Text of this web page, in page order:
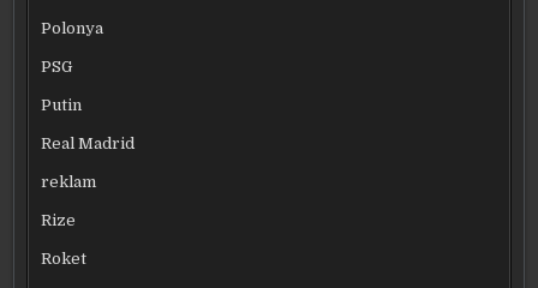
Polonya
PSG
Putin
Real Madrid
reklam
Rize
Roket